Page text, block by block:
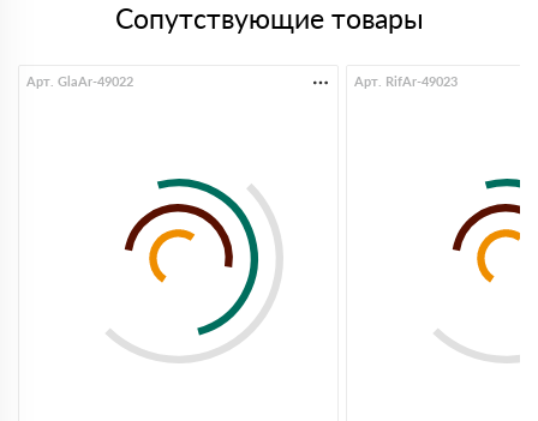
Сопутствующие товары
Арт. GlaAr-49022 Арт. RifAr-49023